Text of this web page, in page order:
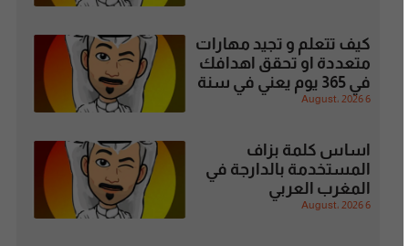
كيف تتعلم و تجيد مهارات
متعددة او تحقق اهدافك
في 365 يوم يعني في سنة
6 August، 2026
اساس كلمة بزاف
المستخدمة بالدارجة في
المغرب العربي
6 August، 2026